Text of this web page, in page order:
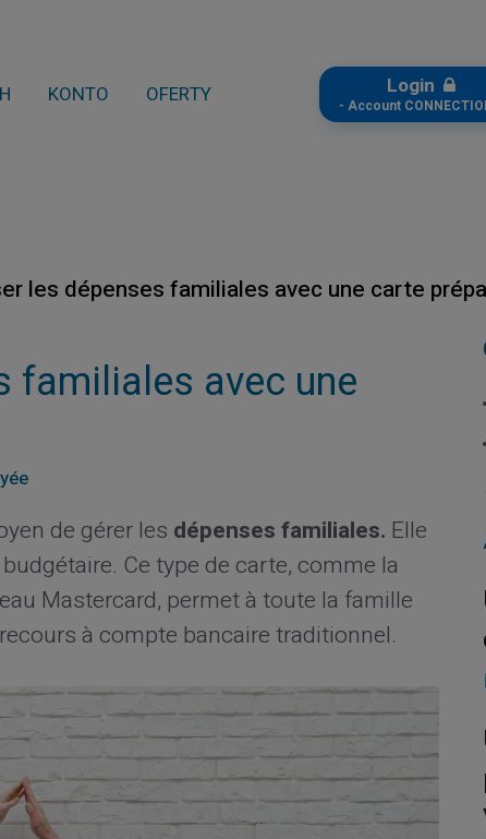
KONTO OFERTY Login
- Account
les dépenses familiales avec une carte
familiales avec une
de gérer les dépenses familiales. Elle
Ce type de carte, comme la
Mastercard, permet à toute la famille
à compte bancaire traditionnel.